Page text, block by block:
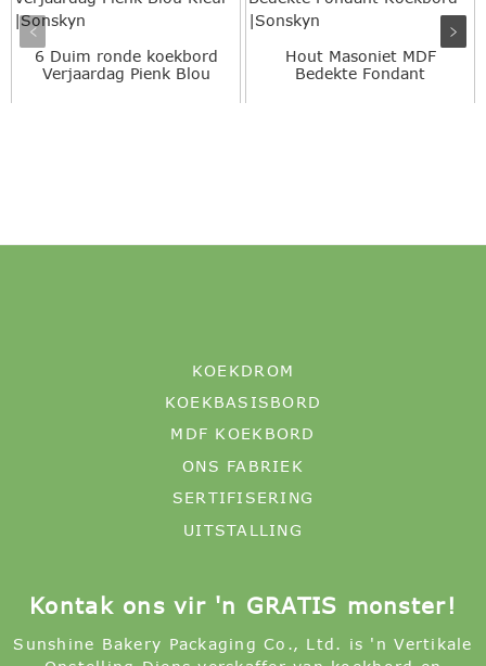
6 Duim ronde koekbord
Verjaardag Pienk Blou
Hout Masoniet MDF
Bedekte Fondant
KOEKDROM
KOEKBASISBORD
MDF KOEKBORD
ONS FABRIEK
SERTIFISERING
UITSTALLING
Kontak ons ​​vir 'n GRATIS monster!
Sunshine Bakery Packaging Co., Ltd. is 'n Vertikale